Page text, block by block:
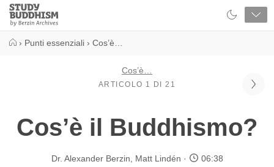
Close
Study
Buddhism
› Punti essenziali › Cos’è…
Cos’è…
ARTICOLO 1 DI 21
Cos’è il Buddhismo?
Dr. Alexander Berzin Matt Lindén 06:38